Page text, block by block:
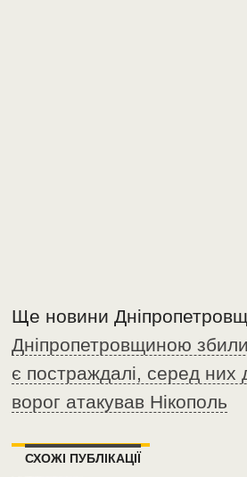
Ще новини
Дніпропетровщиною
є постраждалі, серед них
ворог атакував Нікополь
СХОЖІ ПУБЛІКАЦІЇ